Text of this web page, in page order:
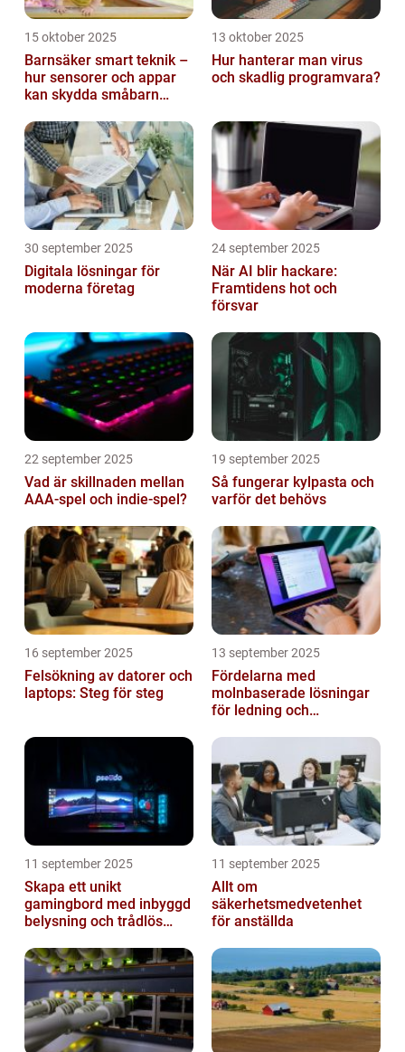
15 oktober 2025
Barnsäker smart teknik –
hur sensorer och appar
kan skydda småbarn
13 oktober 2025
Hur hanterar man virus
och skadlig programvara?
30 september 2025
Digitala lösningar för
moderna företag
24 september 2025
När AI blir hackare:
Framtidens hot och
försvar
22 september 2025
Vad är skillnaden mellan
AAA-spel och indie-spel?
19 september 2025
Så fungerar kylpasta och
varför det behövs
16 september 2025
Felsökning av datorer och
laptops: Steg för steg
13 september 2025
Fördelarna med
molnbaserade lösningar
för ledning och
11 september 2025
Skapa ett unikt
gamingbord med inbyggd
belysning och trådlös
11 september 2025
Allt om
säkerhetsmedvetenhet
för anställda